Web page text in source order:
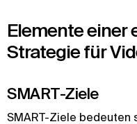
Elemente einer
Strategie für
SMART-Ziele
SMART-Ziele bedeuten